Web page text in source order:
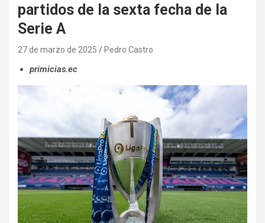
partidos de la sexta fecha de la
Serie A
27 de marzo de 2025 Pedro Castro
primicias.ec